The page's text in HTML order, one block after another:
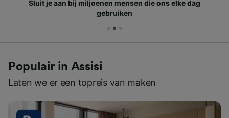
Sluit je aan bij miljoenen mensen die ons elke dag
gebruiken
Populair in Assisi
Laten we er een topreis van maken